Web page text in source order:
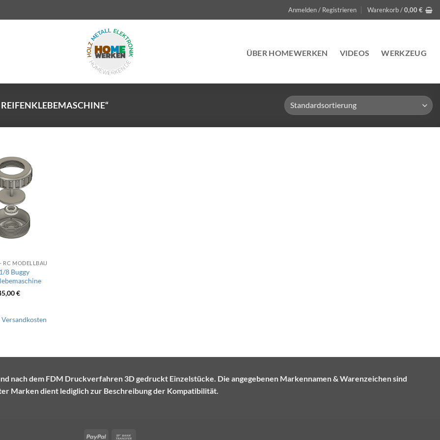
Anmelden / Registrieren Warenkorb /0,00€
ÜBER HOMEWERKEN VIDEOS WERKZEUG
RC MODELLBAU
8 Buggy
€
Versandkosten
nach dem FDM Druckverfahren 3D gedruckt Einzelstücke. Die angegebenen Markennamen & Warenzeichen sind
Marken dient lediglich zur Beschreibung der Kompatibilität.
PayPal